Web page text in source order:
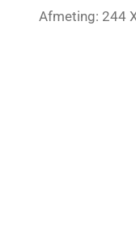
Afmeting: 244